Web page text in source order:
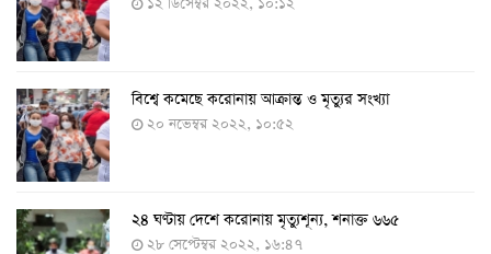
বিশ্বে কমেছে করোনায় আক্রান্ত ও মৃত্যুর সংখ্যা
২০ নভেম্বর ২০২২, ১০:৫২
২৪ ঘণ্টায় দেশে করোনায় মৃত্যুশূন্য, শনাক্ত ৬৬৫
২৮ সেপ্টেম্বর ২০২২, ১৬:৪৭